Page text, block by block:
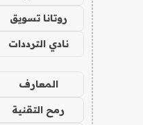
روتانا تسويق
نادي الترددات
المعارف
رمح التقنية